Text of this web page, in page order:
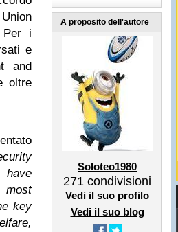
Per i
e
and
oltre
key
A proposito dell'autore
Soloteo1980
271 condivisioni
Vedi il suo profilo
Vedi il suo blog